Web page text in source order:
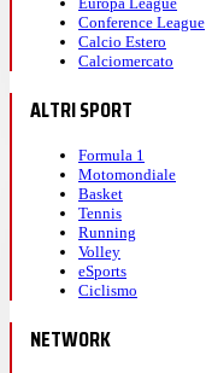
Conference League
Calcio Estero
Calciomercato
ALTRI SPORT
Formula 1
Motomondiale
Basket
Tennis
Running
Volley
eSports
Ciclismo
NETWORK